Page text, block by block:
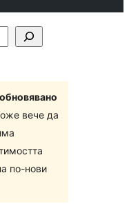
вече да
по-нови